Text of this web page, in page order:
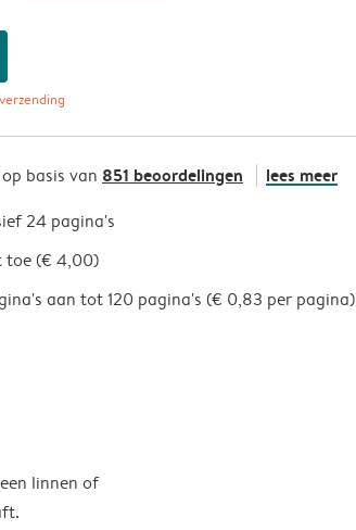
verzending
op basis van 851 beoordelingen lees meer
24 pagina's
toe (€ 4,00)
aan tot 120 pagina's (€ 0,83 per pagina)
linnen of